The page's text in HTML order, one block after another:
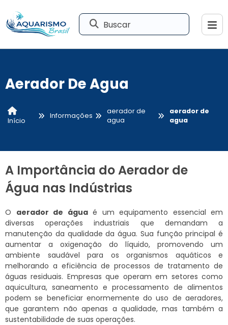
Buscar
Aerador De Agua
Início
Informações
aerador de
agua
aerador de
agua
A Importância do Aerador de
Água nas Indústrias
O aerador de águaé um equipamento essencial em
diversas operações industriais que demandam a
manutenção da qualidade da água. Sua função principal é
aumentar a oxigenação do líquido, promovendo um
ambiente saudável para os organismos aquáticos e
melhorando a eficiência de processos de tratamento de
águas residuais. Empresas que operam em setores como
aquicultura, saneamento e processamento de alimentos
podem se beneficiar enormemente do uso de aeradores,
que garantem não apenas a qualidade, mas também a
sustentabilidade de suas operações.